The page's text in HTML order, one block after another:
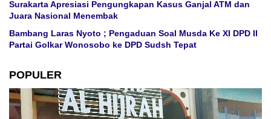
Surakarta Apresiasi Pengungkapan Kasus Ganjal ATM dan
Juara Nasional Menembak
Bambang Laras Nyoto ; Pengaduan Soal Musda Ke XI DPD II
Partai Golkar Wonosobo ke DPD Sudsh Tepat
POPULER